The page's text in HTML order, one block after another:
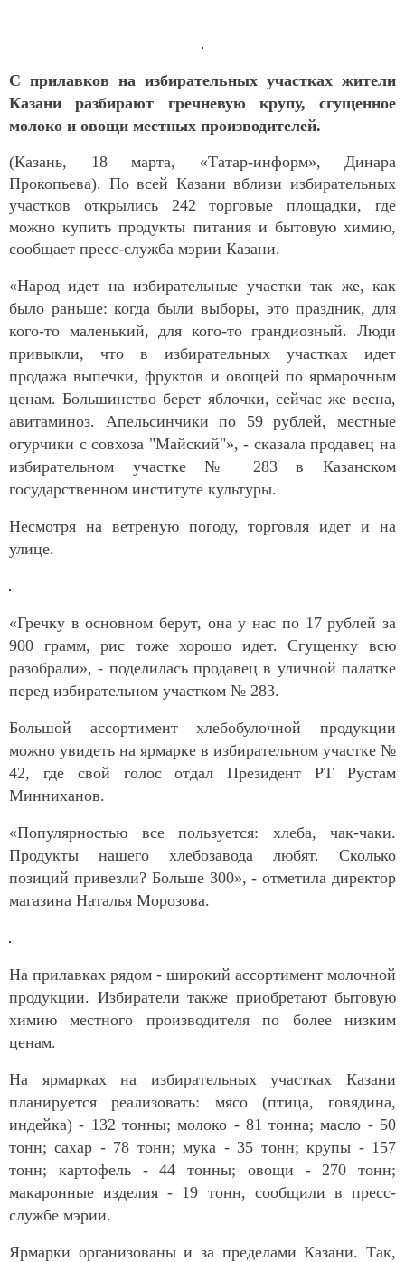
С прилавков на избирательных участках жители
Казани разбирают гречневую крупу, сгущенное
молоко и овощи местных производителей.
(Казань, 18 марта, «Татар-информ», Динара
Прокопьева). По всей Казани вблизи избирательных
участков открылись 242 торговые площадки, где
можно купить продукты питания и бытовую химию,
сообщает пресс-служба мэрии Казани.
«Народ идет на избирательные участки так же, как
было раньше: когда были выборы, это праздник, для
кого-то маленький, для кого-то грандиозный. Люди
привыкли, что в избирательных участках идет
продажа выпечки, фруктов и овощей по ярмарочным
ценам. Большинство берет яблочки, сейчас же весна,
авитаминоз. Апельсинчики по 59 рублей, местные
огурчики с совхоза "Майский"», - сказала продавец на
избирательном участке № 283 в Казанском
государственном институте культуры.
Несмотря на ветреную погоду, торговля идет и на
улице.
«Гречку в основном берут, она у нас по 17 рублей за
900 грамм, рис тоже хорошо идет. Сгущенку всю
разобрали», - поделилась продавец в уличной палатке
перед избирательном участком № 283.
Большой ассортимент хлебобулочной продукции
можно увидеть на ярмарке в избирательном участке №
42, где свой голос отдал Президент РТ Рустам
Минниханов.
«Популярностью все пользуется: хлеба, чак-чаки.
Продукты нашего хлебозавода любят. Сколько
позиций привезли? Больше 300», - отметила директор
магазина Наталья Морозова.
На прилавках рядом - широкий ассортимент молочной
продукции. Избиратели также приобретают бытовую
химию местного производителя по более низким
ценам.
На ярмарках на избирательных участках Казани
планируется реализовать: мясо (птица, говядина,
индейка) - 132 тонны; молоко - 81 тонна; масло - 50
тонн; сахар - 78 тонн; мука - 35 тонн; крупы - 157
тонн; картофель - 44 тонны; овощи - 270 тонн;
макаронные изделия - 19 тонн, сообщили в пресс-
службе мэрии.
Ярмарки организованы и за пределами Казани. Так,